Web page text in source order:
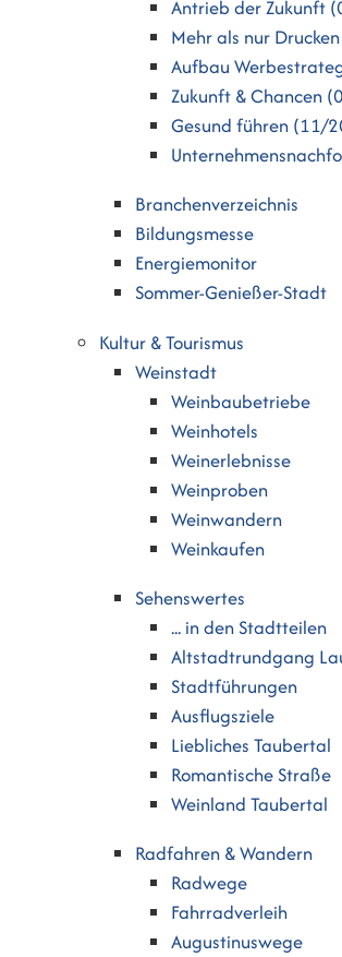
Antrieb der Zukunft
Mehr als nur
Aufbau
Zukunft & Chancen
Gesund führen (11/
Branchenverzeichnis
Bildungsmesse
Energiemonitor
Sommer-Genießer-Stadt
Kultur & Tourismus
Weinstadt
Weinbaubetriebe
Weinhotels
Weinerlebnisse
Weinproben
Weinwandern
Weinkaufen
Sehenswertes
... in den Stadtteilen
Altstadtrundgang
Stadtführungen
Ausflugsziele
Liebliches Taubertal
Romantische Straße
Weinland Taubertal
Radfahren & Wandern
Radwege
Fahrradverleih
Augustinuswege